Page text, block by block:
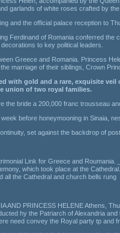
garlands of white roses crafted by
and the official palace reception to
Ferdinand of Romania conferred
to key political leaders.
Greece and Romania. Princess
marriage of their siblings, Crown
with gold and a rare, exquisite
union of two royal families.
the bride a 200,000 franc trousseau
before honeymooning in Sinaia,
set against the backdrop of
Link for Greece and
which took place at the
all the Cathedral and church bells rung
AND PRINCESS HELENE Athens,
hy the Patriarch of Alexandria
need convey the Royal party tp and